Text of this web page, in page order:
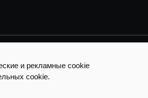
и рекламные cookie
cookie.